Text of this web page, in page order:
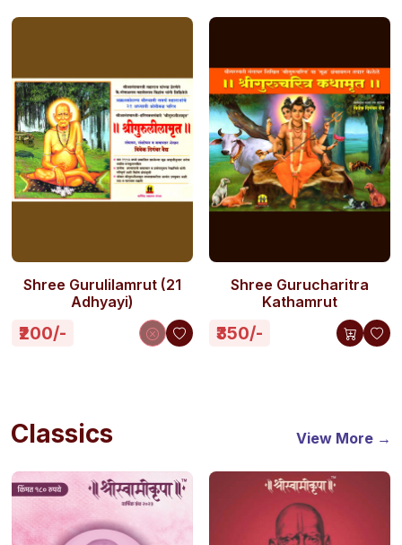
Shree Gurulilamrut (21
Adhyayi)
₹200/-
Shree Gurucharitra
Kathamrut
₹350/-
Classics View More →